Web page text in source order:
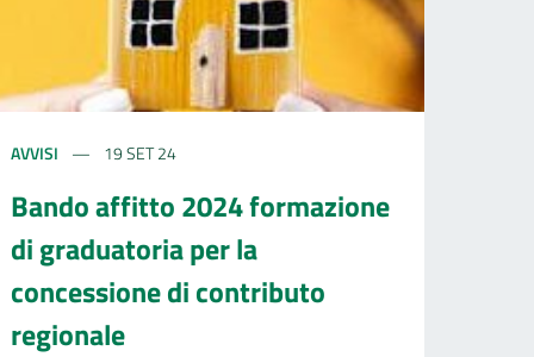
AVVISI 19 SET 24
Bando affitto 2024 formazione
di graduatoria per la
concessione di contributo
regionale